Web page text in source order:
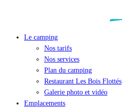
Le camping
Nos tarifs
Nos services
Plan du camping
Restaurant Les Bois Flottés
Galerie photo et vidéo
Emplacements